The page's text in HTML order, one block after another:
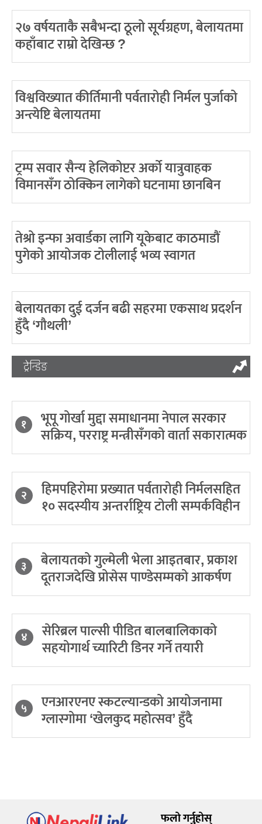
२७ वर्षयताकै सबैभन्दा ठूलो सूर्यग्रहण, बेलायतमा
कहाँबाट राम्रो देखिन्छ ?
विश्वविख्यात कीर्तिमानी पर्वतारोही निर्मल पुर्जाको
अन्त्येष्टि बेलायतमा
ट्रम्प सवार सैन्य हेलिकोप्टर अर्को यात्रुवाहक
विमानसँग ठोक्किन लागेको घटनामा छानबिन
तेश्रो इन्फा अवार्डका लागि यूकेबाट काठमाडौं
पुगेको आयोजक टोलीलाई भव्य स्वागत
बेलायतका दुई दर्जन बढी सहरमा एकसाथ प्रदर्शन
हुँदै ‘गौथली’
ट्रेन्डिङ
१ भूपू गोर्खा मुद्दा समाधानमा नेपाल सरकार
सक्रिय, परराष्ट्र मन्त्रीसँगको वार्ता सकारात्मक
२ हिमपहिरोमा प्रख्यात पर्वतारोही निर्मलसहित
१० सदस्यीय अन्तर्राष्ट्रिय टोली सम्पर्कविहीन
३ बेलायतको गुल्मेली भेला आइतबार, प्रकाश
दूतराजदेखि प्रोसेस पाण्डेसम्मको आकर्षण
४ सेरिब्रल पाल्सी पीडित बालबालिकाको
सहयोगार्थ च्यारिटी डिनर गर्ने तयारी
५ एनआरएनए स्कटल्यान्डको आयोजनामा
ग्लास्गोमा ‘खेलकुद महोत्सव’ हुँदै
फलो गर्नुहोस्